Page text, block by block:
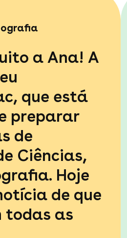
a Ana! A
que está
preparar
de
Ciências,
Hoje
de que
todas as